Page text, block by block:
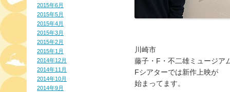
2015年6月
2015年5月
2015年4月
2015年3月
2015年2月
2015年1月
2014年12月
2014年11月
2014年10月
2014年9月
川崎市
藤子・F・不二雄ミュージア
Fシアターでは新作上映が
始まってます。